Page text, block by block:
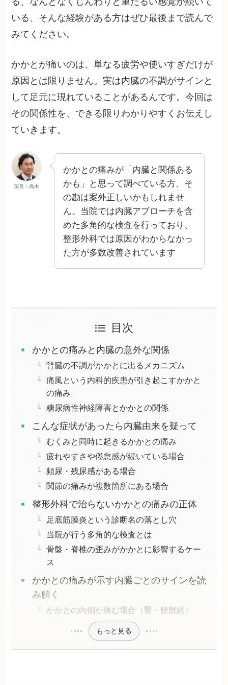
いる、そんな経験がある方はぜひ最後まで読んで
みてください。
かかとが痛いのは、単なる疲労や使いすぎだけが
原因とは限りません。実は内臓の不調がサインと
して足元に現れていることがあるんです。今回は
その関係性を、できる限りわかりやすくお伝えし
ていきます。
院長：高木
かかとの痛みが「内臓と関係ある
かも」と思って調べている方、そ
の勘は案外正しいかもしれませ
ん。当院では内臓アプローチを含
めた多角的な検査を行っており、
整形外科では原因がわからなかっ
た方が多数改善されています
目次
かかとの痛みと内臓の意外な関係
腎臓の不調がかかとに出るメカニズム
痛風という内科的疾患が引き起こすかかと
の痛み
糖尿病性神経障害とかかとの関係
こんな症状があったら内臓由来を疑って
むくみと同時に起きるかかとの痛み
疲れやすさや倦怠感が続いている場合
頻尿・残尿感がある場合
関節の痛みが複数箇所にある場合
整形外科で治らないかかとの痛みの正体
足底筋膜炎という診断名の落とし穴
当院が行う多角的な検査とは
骨盤・脊椎の歪みがかかとに影響するケー
ス
かかとの痛みが示す内臓ごとのサインを読
み解く
かかとの内側が痛む場合（腎・膀胱経）
もっと見る